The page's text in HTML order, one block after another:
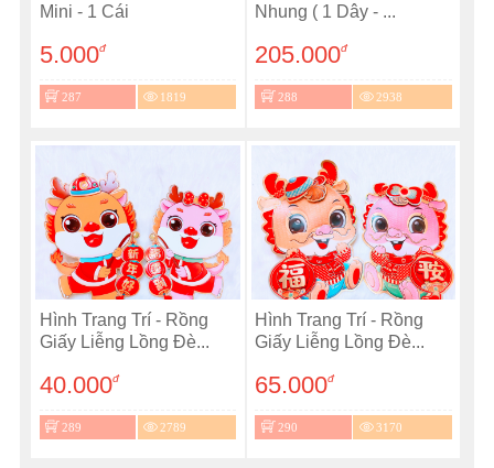
Mini - 1 Cái
5.000đ
287 1819
Nhung ( 1 Dây - ...
205.000đ
288 2938
Hình Trang Trí - Rồng
Giấy Liễng Lồng Đè...
40.000đ
289 2789
Hình Trang Trí - Rồng
Giấy Liễng Lồng Đè...
65.000đ
290 3170